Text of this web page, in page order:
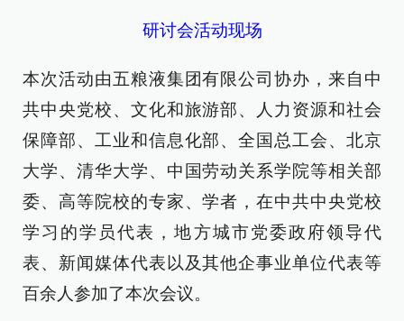
研讨会活动现场
本次活动由五粮液集团有限公司协办，来自中
共中央党校、文化和旅游部、人力资源和社会
保障部、工业和信息化部、全国总工会、北京
大学、清华大学、中国劳动关系学院等相关部
委、高等院校的专家、学者，在中共中央党校
学习的学员代表，地方城市党委政府领导代
表、新闻媒体代表以及其他企事业单位代表等
百余人参加了本次会议。